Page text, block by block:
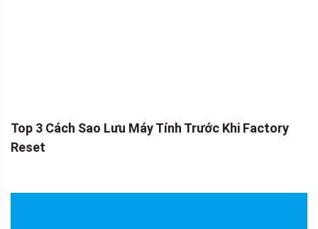
Top 3 Cách Sao Lưu Máy Tính Trước Khi Factory
Reset